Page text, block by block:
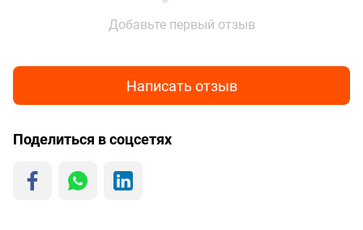
Добавьте первый отзыв
Написать отзыв
Поделиться в соцсетях